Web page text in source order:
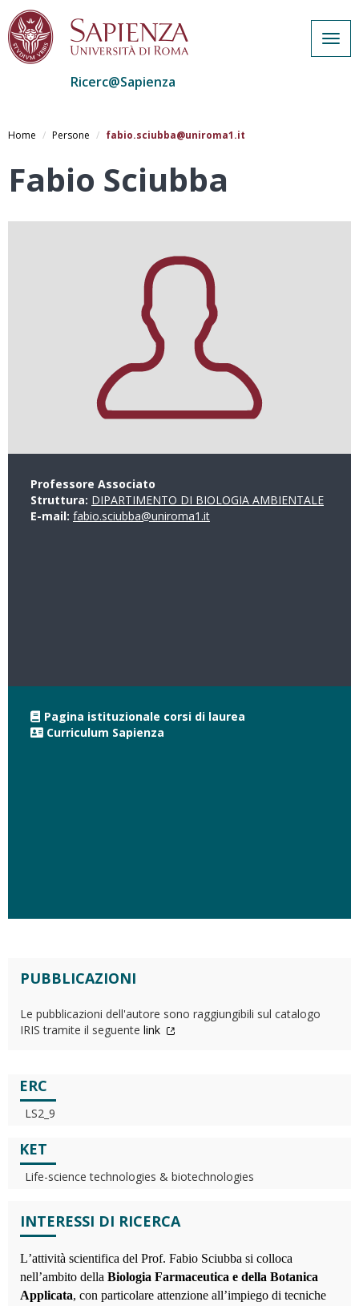
al
principale
Ricerc@Sapienza
Home Persone fabio.sciubba@uniroma1.it
Fabio Sciubba
Professore Associato
Struttura: DIPARTIMENTO DI BIOLOGIA AMBIENTALE
E-mail: fabio.sciubba@uniroma1.it
Pagina istituzionale corsi di laurea
Curriculum Sapienza
PUBBLICAZIONI
Le pubblicazioni dell'autore sono raggiungibili sul catalogo
IRIS tramite il seguente link
ERC
LS2_9
KET
Life-science technologies & biotechnologies
INTERESSI DI RICERCA
L’attività scientifica del Prof. Fabio Sciubba si colloca
nell’ambito della Biologia Farmaceutica e della Botanica
Applicata, con particolare attenzione all’impiego di tecniche